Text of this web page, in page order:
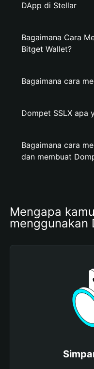
DApp di Stellar
Bagaimana Cara
Bitget Wallet?
Bagaimana cara
Dompet SSLX apa
Bagaimana cara
dan membuat
Mengapa
menggunakan